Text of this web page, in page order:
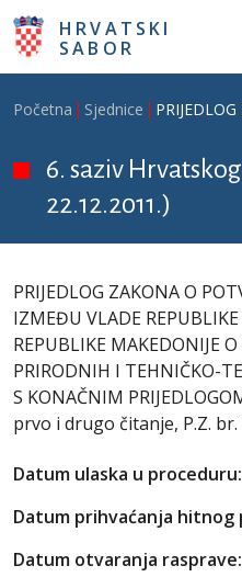
Skoči na glavni sadržaj
HRVATSKI
SABOR
Breadcrumb
Početna Sjednice
6. saziv
22.12.2011.)
PRIJEDLOG ZAKONA O
IZMEĐU VLADE
REPUBLIKE MAKEDONIJE
PRIRODNIH I TEHNIČKO-
S KONAČNIM
prvo i drugo čitanje, P.Z. br.
Datum ulaska u proceduru:
Datum prihvaćanja hitnog
Datum otvaranja rasprave: